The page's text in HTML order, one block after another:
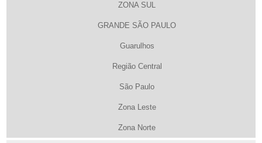
ZONA SUL
GRANDE SÃO PAULO
Guarulhos
Região Central
São Paulo
Zona Leste
Zona Norte